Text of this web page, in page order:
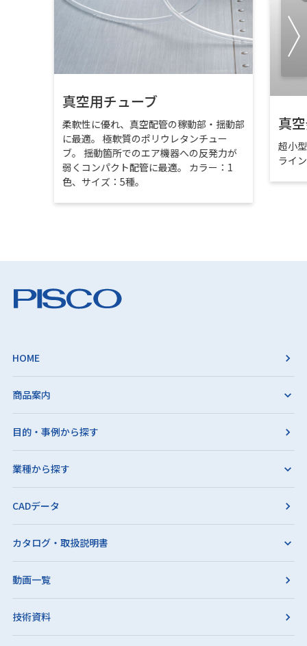
真空用チューブ
柔軟性に優れ、真空配管の稼動部・揺動部
に最適。 極軟質のポリウレタンチュー
ブ。 揺動箇所でのエア機器への反発力が
弱くコンパクト配管に最適。 カラー：1
色、サイズ：5種。
真
超小
ライ
HOME
商品案内
目的・事例から探す
業種から探す
CADデータ
カタログ・取扱説明書
動画一覧
技術資料